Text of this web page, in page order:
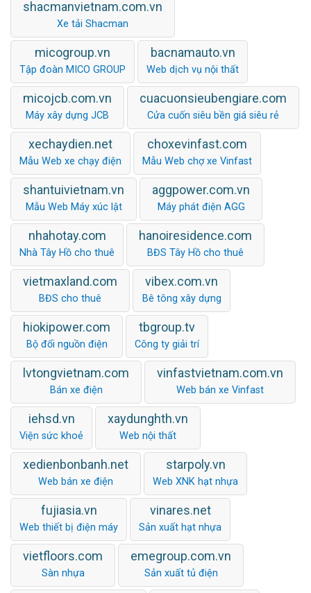
shacmanvietnam.com.vn
Xe tải Shacman
micogroup.vn
Tập đoàn MICO GROUP
bacnamauto.vn
Web dịch vụ nội thất
micojcb.com.vn
Máy xây dựng JCB
cuacuonsieubengiare.com
Cửa cuốn siêu bền giá siêu rẻ
xechaydien.net
Mẫu Web xe chạy điện
choxevinfast.com
Mẫu Web chợ xe Vinfast
shantuivietnam.vn
Mẫu Web Máy xúc lật
aggpower.com.vn
Máy phát điện AGG
nhahotay.com
Nhà Tây Hồ cho thuê
hanoiresidence.com
BĐS Tây Hồ cho thuê
vietmaxland.com
BĐS cho thuê
vibex.com.vn
Bê tông xây dựng
hiokipower.com
Bộ đổi nguồn điện
tbgroup.tv
Công ty giải trí
lvtongvietnam.com
Bán xe điện
vinfastvietnam.com.vn
Web bán xe Vinfast
iehsd.vn
Viện sức khoẻ
xaydunghth.vn
Web nội thất
xedienbonbanh.net
Web bán xe điện
starpoly.vn
Web XNK hạt nhựa
fujiasia.vn
Web thiết bị điện máy
vinares.net
Sản xuất hạt nhựa
vietfloors.com
Sàn nhựa
emegroup.com.vn
Sản xuất tủ điện